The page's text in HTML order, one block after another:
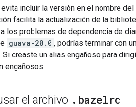
incluir la versión en el nombre
facilita la actualización de la
los problemas de dependencia de
guava-20.0 , podrías terminar con
creaste un alias engañoso para
engañosos.
el archivo . bazelrc